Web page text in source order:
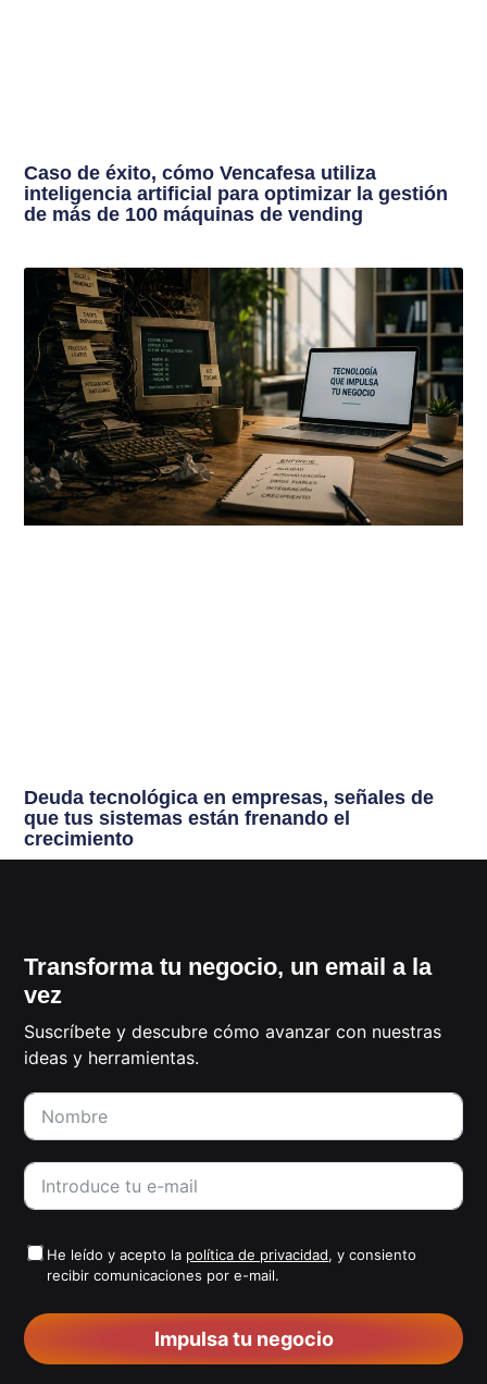
Caso de éxito, cómo Vencafesa utiliza
inteligencia artificial para optimizar la gestión
de más de 100 máquinas de vending
Deuda tecnológica en empresas, señales de
que tus sistemas están frenando el
crecimiento
Transforma tu negocio, un email a la
vez
Suscríbete y descubre cómo avanzar con nuestras
ideas y herramientas.
He leído y acepto la política de privacidad, y consiento
recibir comunicaciones por e-mail.
Impulsa tu negocio